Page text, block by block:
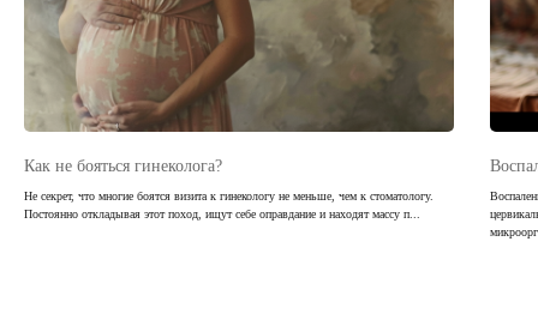
Как не бояться гинеколога?
Не секрет, что многие боятся визита к гинекологу не меньше, чем к стоматологу.
Постоянно откладывая этот поход, ищут себе оправдание и находят массу п...